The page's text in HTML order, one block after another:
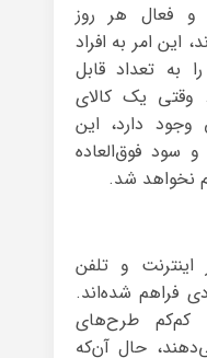
و فعال هر روز
این امر به افراد
به تعداد قابل
وقتی یک کالای
دارد، این
سود فوق‌العاده
شد.
و تلفن
فراهم شده‌اند.
کم‌کم طرح‌های
حال آن‌که